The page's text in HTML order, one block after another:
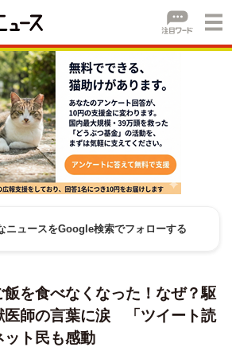
ニュースをGoogle検索でフォローする
を食べなくなった！なぜ？駆
医師の言葉に涙 「ツイート読
ット民も感動